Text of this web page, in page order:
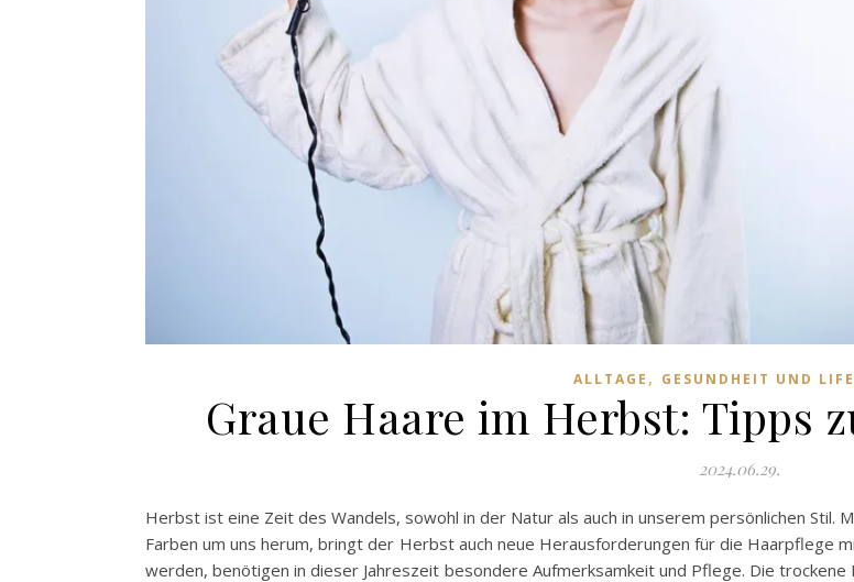
ALLTAGE , GESUNDHEIT UND
Graue Haare im Herbst: Tipps
2024.06.29.
Herbst ist eine Zeit des Wandels, sowohl in der Natur als auch in unserem persönlichen
Farben um uns herum, bringt der Herbst auch neue Herausforderungen für die Haarpflege
werden, benötigen in dieser Jahreszeit besondere Aufmerksamkeit und Pflege. Die